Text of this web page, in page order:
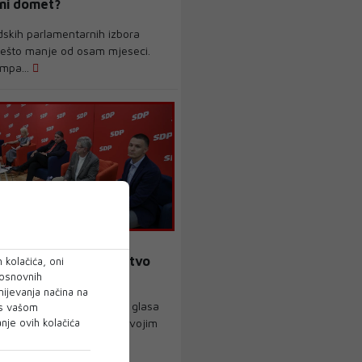
domet?
parlamentarnih izbora
manje od osam mjeseci.
SDP bira novo vodstvo
SDP-ovaca s pravom glasa
u subotu na birališta u svojim
oni
načina na
vašom
ovih kolačića